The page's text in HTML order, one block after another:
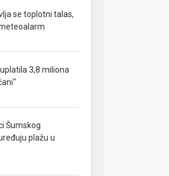
se toplotni talas,
3,8 miliona
Šumskog
plažu u